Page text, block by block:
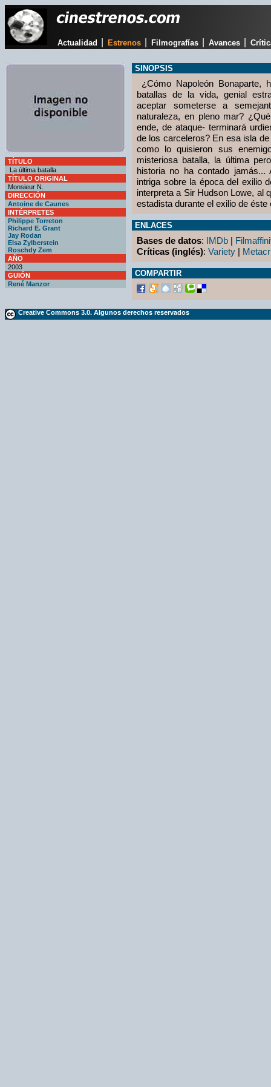
Actualidad Estrenos Filmografías Avances
TÍTULO
La última batalla
TÍTULO ORIGINAL
Monsieur N.
DIRECCIÓN
Antoine de Caunes
INTÉRPRETES
Philippe Torreton
Richard E. Grant
Jay Rodan
Elsa Zylberstein
Roschdy Zem
AÑO
2003
GUIÓN
René Manzor
SINOPSIS
¿Cómo Napoleón Bonaparte,
batallas de la vida, genial
aceptar someterse a
naturaleza, en pleno mar?
ende, de ataque- terminará
de los carceleros? En esa isla
como lo quisieron sus
misteriosa batalla, la última
historia no ha contado jamás...
intriga sobre la época del exilio
interpreta a Sir Hudson Lowe, al
estadista durante el exilio de éste
ENLACES
Bases de datos: IMDb |
Críticas (inglés): Variety |
COMPARTIR
Creative Commons 3.0. Algunos derechos reservados